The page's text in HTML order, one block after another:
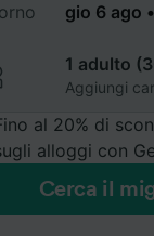
1 adulto
Aggiungi
al 20% di
alloggi con
Cerca il